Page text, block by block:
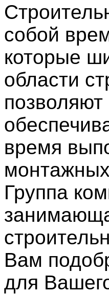
собой
которые
области
время
Группа
Вам
для